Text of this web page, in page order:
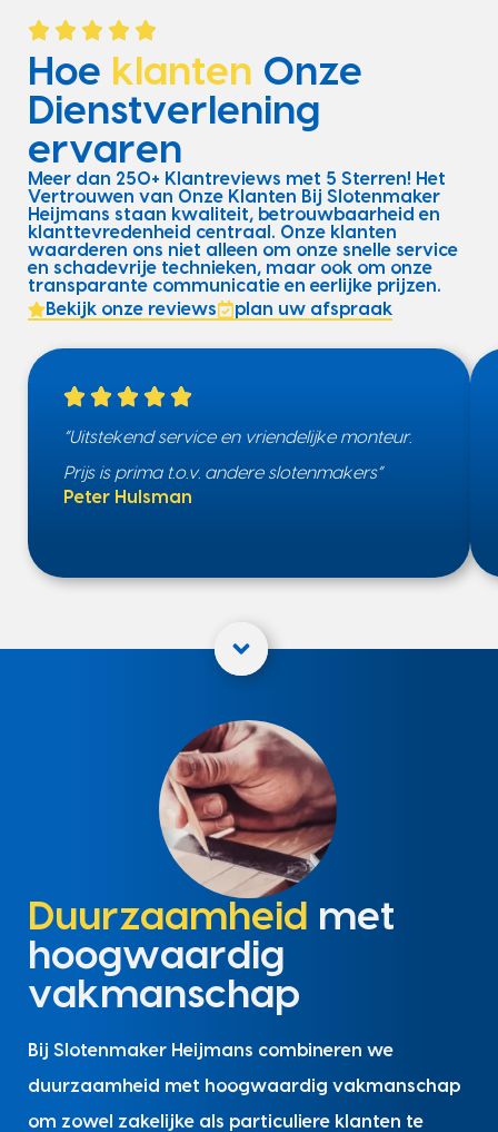
Hoe klanten Onze
Dienstverlening
ervaren
Meer dan 250+ Klantreviews met 5 Sterren! Het
Vertrouwen van Onze Klanten Bij Slotenmaker
Heijmans staan kwaliteit, betrouwbaarheid en
klanttevredenheid centraal. Onze klanten
waarderen ons niet alleen om onze snelle service
en schadevrije technieken, maar ook om onze
transparante communicatie en eerlijke prijzen.
Bekijk onze reviews
plan uw afspraak
“Uitstekend service en vriendelijke monteur.
Prijs is prima t.o.v. andere slotenmakers”
Peter Hulsman
Duurzaamheid met
hoogwaardig
vakmanschap
Bij Slotenmaker Heijmans combineren we
duurzaamheid met hoogwaardig vakmanschap
om zowel zakelijke als particuliere klanten te